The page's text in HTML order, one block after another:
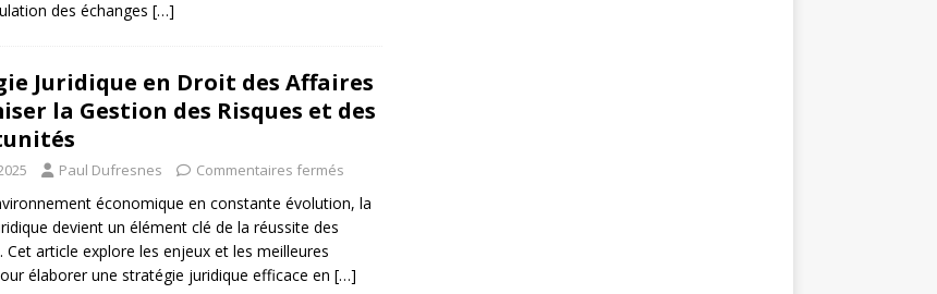
des échanges […]
Juridique en Droit des Affaires
la Gestion des Risques et des
Paul Dufresnes Commentaires fermés
économique en constante évolution, la
devient un élément clé de la réussite des
Cet article explore les enjeux et les meilleures
élaborer une stratégie juridique efficace en […]